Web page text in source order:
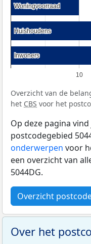
10
Woningvoorraad
Woningvoorraad
Huishoudens
Huishoudens
Inwoners
Inwoners
Overzicht van de
het CBS voor het
Op deze pagina vind
postcodegebied
onderwerpen voor
een overzicht van
5044DG.
Overzicht
Over het